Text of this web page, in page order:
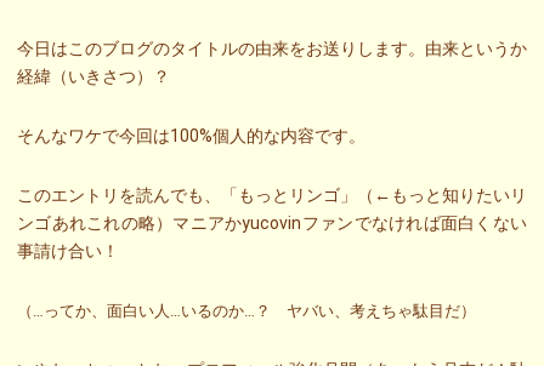
今日はこのブログのタイトルの由来をお送りします。由来というか
経緯（いきさつ）？
そんなワケで今回は100%個人的な内容です。
このエントリを読んでも、「もっとリンゴ」（←もっと知りたいリ
ンゴあれこれの略）マニアかyucovinファンでなければ面白くない
事請け合い！
（…ってか、面白い人…いるのか…？ ヤバい、考えちゃ駄目だ）